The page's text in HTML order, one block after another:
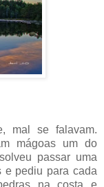
mal se falavam.
mágoas um do
passar uma
e pediu para cada
na costa e